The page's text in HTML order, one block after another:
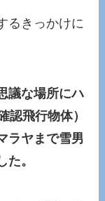
るきっかけに
議な場所にハ
認飛行物体）
ラヤまで雪男
。